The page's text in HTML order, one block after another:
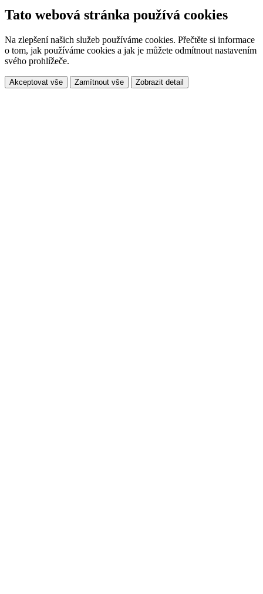
Tato webová stránka používá cookies
Na zlepšení našich služeb používáme cookies. Přečtěte si informace
o tom, jak používáme cookies a jak je můžete odmítnout nastavením
svého prohlížeče.
Akceptovat vše Zamítnout vše Zobrazit detail